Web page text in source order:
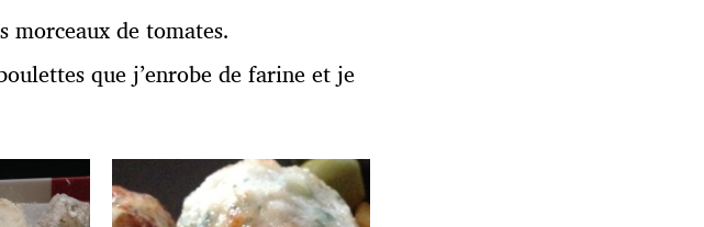
morceaux de tomates.
que j’enrobe de farine et je